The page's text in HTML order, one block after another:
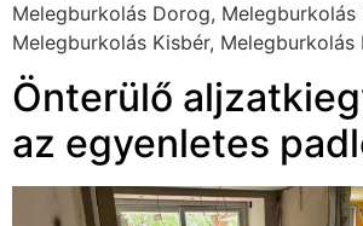
Melegburkolás Dorog, Melegburkolás
Melegburkolás Kisbér, Melegburkolás
Önterülő
az egyenletes